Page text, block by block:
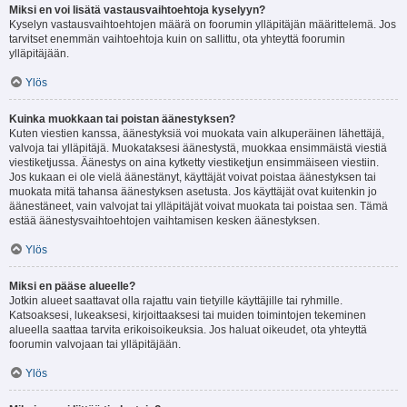
Miksi en voi lisätä vastausvaihtoehtoja kyselyyn?
Kyselyn vastausvaihtoehtojen määrä on foorumin ylläpitäjän määrittelemä. Jos
tarvitset enemmän vaihtoehtoja kuin on sallittu, ota yhteyttä foorumin
ylläpitäjään.
Ylös
Kuinka muokkaan tai poistan äänestyksen?
Kuten viestien kanssa, äänestyksiä voi muokata vain alkuperäinen lähettäjä,
valvoja tai ylläpitäjä. Muokataksesi äänestystä, muokkaa ensimmäistä viestiä
viestiketjussa. Äänestys on aina kytketty viestiketjun ensimmäiseen viestiin.
Jos kukaan ei ole vielä äänestänyt, käyttäjät voivat poistaa äänestyksen tai
muokata mitä tahansa äänestyksen asetusta. Jos käyttäjät ovat kuitenkin jo
äänestäneet, vain valvojat tai ylläpitäjät voivat muokata tai poistaa sen. Tämä
estää äänestysvaihtoehtojen vaihtamisen kesken äänestyksen.
Ylös
Miksi en pääse alueelle?
Jotkin alueet saattavat olla rajattu vain tietyille käyttäjille tai ryhmille.
Katsoaksesi, lukeaksesi, kirjoittaaksesi tai muiden toimintojen tekeminen
alueella saattaa tarvita erikoisoikeuksia. Jos haluat oikeudet, ota yhteyttä
foorumin valvojaan tai ylläpitäjään.
Ylös